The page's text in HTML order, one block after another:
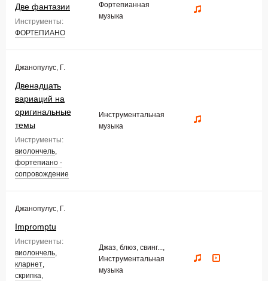
Две фантазии
Инструменты:
ФОРТЕПИАНО
Фортепианная
музыка
Джанопулус, Г.
Двенадцать
вариаций на
оригинальные
темы
Инструменты:
виолончель,
фортепиано -
сопровождение
Инструментальная
музыка
Джанопулус, Г.
Impromptu
Инструменты:
виолончель,
кларнет,
скрипка,
Джаз, блюз, свинг...,
Инструментальная
музыка